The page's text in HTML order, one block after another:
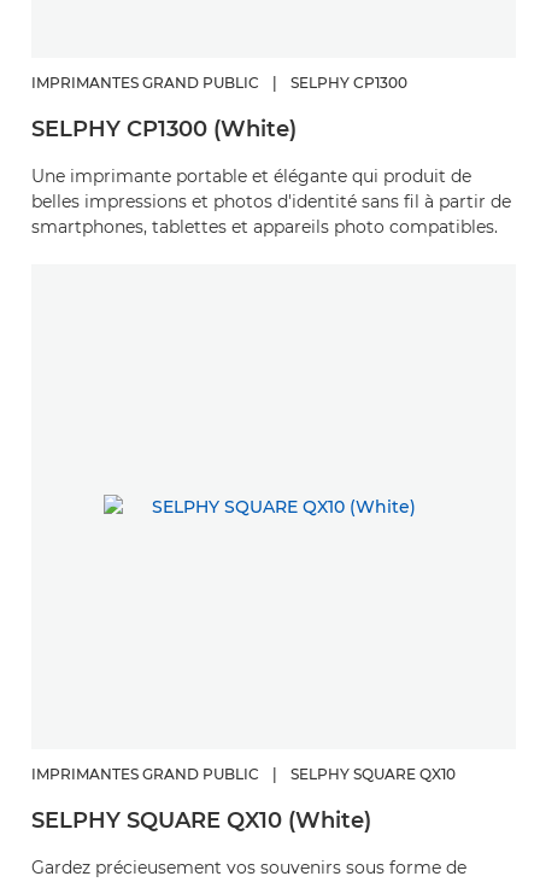
IMPRIMANTES GRAND PUBLIC SELPHY CP1300
SELPHY CP1300 (White)
Une imprimante portable et élégante qui produit de
belles impressions et photos d'identité sans fil à partir de
smartphones, tablettes et appareils photo compatibles.
IMPRIMANTES GRAND PUBLIC SELPHY SQUARE QX10
SELPHY SQUARE QX10 (White)
Gardez précieusement vos souvenirs sous forme de